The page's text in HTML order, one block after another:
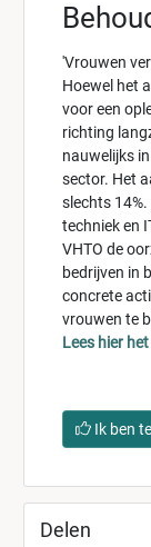
'Vrouwen
Hoewel het
voor een
richting
nauwelijks
sector. Het
slechts
techniek en
VHTO de
bedrijven in
concrete
vrouwen te
Lees hier
Ik ben
Delen